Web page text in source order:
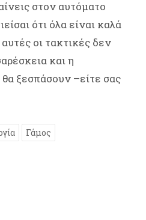
στον αυτόματο
ότι όλα είναι καλά
οι τακτικές δεν
και η
ξεσπάσουν –είτε σας
Γάμος